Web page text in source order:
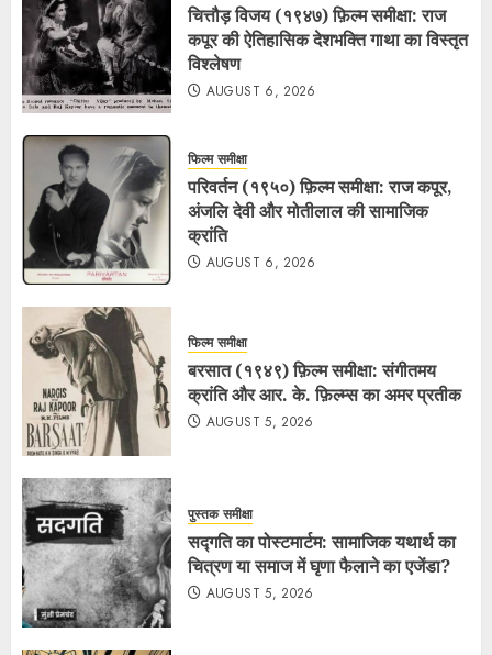
चित्तौड़ विजय (१९४७) फ़िल्म समीक्षा: राज
कपूर की ऐतिहासिक देशभक्ति गाथा का विस्तृत
विश्लेषण
AUGUST 6, 2026
फिल्म समीक्षा
परिवर्तन (१९५०) फ़िल्म समीक्षा: राज कपूर,
अंजलि देवी और मोतीलाल की सामाजिक
क्रांति
AUGUST 6, 2026
फिल्म समीक्षा
बरसात (१९४९) फ़िल्म समीक्षा: संगीतमय
क्रांति और आर. के. फ़िल्म्स का अमर प्रतीक
AUGUST 5, 2026
पुस्तक समीक्षा
सद्गति का पोस्टमार्टम: सामाजिक यथार्थ का
चित्रण या समाज में घृणा फैलाने का एजेंडा?
AUGUST 5, 2026